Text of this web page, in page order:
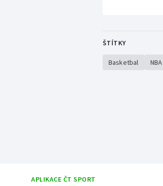
ŠTÍTKY
Basketbal NBA
APLIKACE ČT SPORT